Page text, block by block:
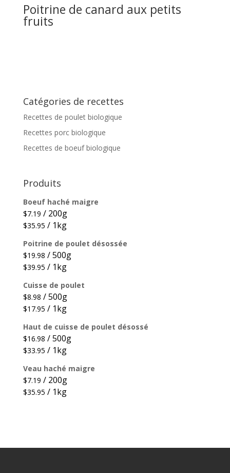
Poitrine de canard aux petits
fruits
Catégories de recettes
Recettes de poulet biologique
Recettes porc biologique
Recettes de boeuf biologique
Produits
Boeuf haché maigre
$7.19 / 200g
$35.95 / 1kg
Poitrine de poulet désossée
$19.98 / 500g
$39.95 / 1kg
Cuisse de poulet
$8.98 / 500g
$17.95 / 1kg
Haut de cuisse de poulet désossé
$16.98 / 500g
$33.95 / 1kg
Veau haché maigre
$7.19 / 200g
$35.95 / 1kg